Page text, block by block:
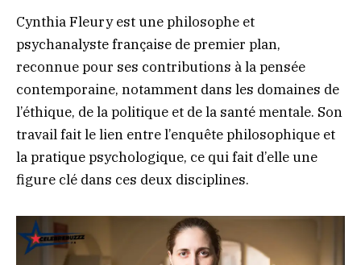
Cynthia Fleury est une philosophe et
psychanalyste française de premier plan,
reconnue pour ses contributions à la pensée
contemporaine, notamment dans les domaines de
l’éthique, de la politique et de la santé mentale. Son
travail fait le lien entre l’enquête philosophique et
la pratique psychologique, ce qui fait d’elle une
figure clé dans ces deux disciplines.